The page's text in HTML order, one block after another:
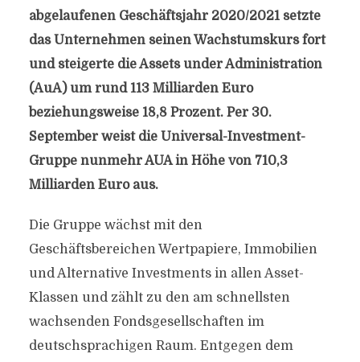
abgelaufenen Geschäftsjahr 2020/2021 setzte
das Unternehmen seinen Wachstumskurs fort
und steigerte die Assets under Administration
(AuA) um rund 113 Milliarden Euro
beziehungsweise 18,8 Prozent. Per 30.
September weist die Universal-Investment-
Gruppe nunmehr AUA in Höhe von 710,3
Milliarden Euro aus.
Die Gruppe wächst mit den
Geschäftsbereichen Wertpapiere, Immobilien
und Alternative Investments in allen Asset-
Klassen und zählt zu den am schnellsten
wachsenden Fondsgesellschaften im
deutschsprachigen Raum. Entgegen dem